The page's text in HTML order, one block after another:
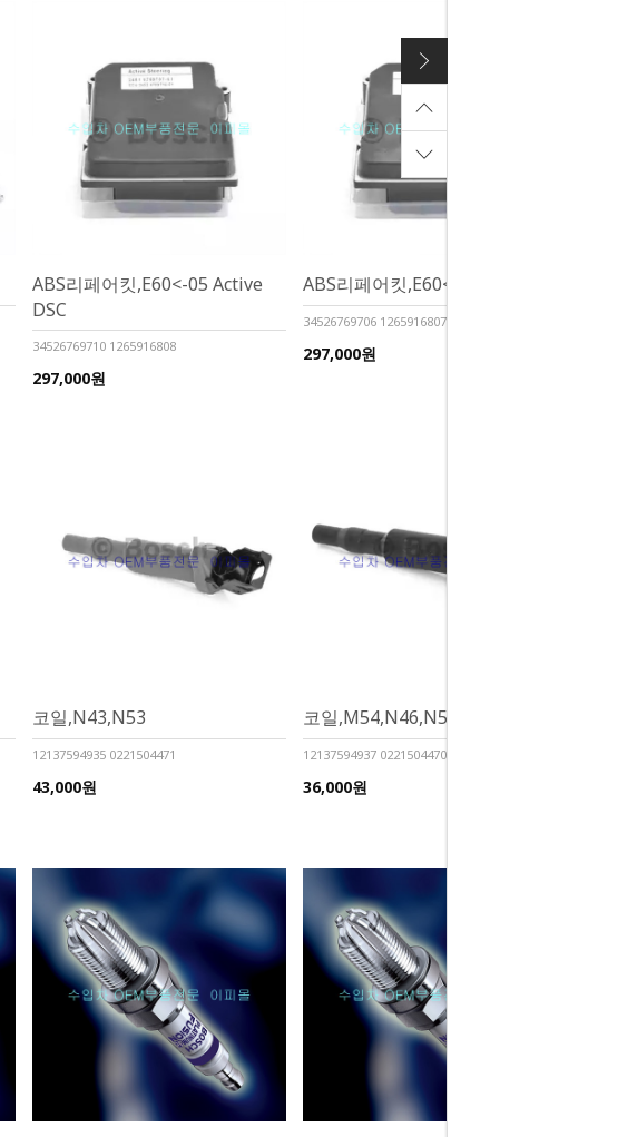
ABS리페어킷,E60<-05 Active
DSC
34526769710 1265916808
297,000원
ABS리페어킷,E60<-05 DSC
34526769706 1265916807
297,000원
코일,N43,N53
12137594935 0221504471
43,000원
코일,M54,N46,N52,N62 =464
12137594937 0221504470
36,000원